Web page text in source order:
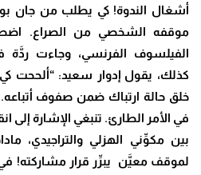
أشغال الندوة! كي يطلب من جان
موقفه الشخصي من الصراع.
الفيلسوف الفرنسي، وجاءت ردَّة
كذلك، يقول إدوار سعيد: “ألححت
خلق حالة ارتباك ضمن صفوف
في الأمر الطارئ. تنبغي الإشارة
بين مكوِّني الهزلي والتراجيدي،
لموقف معيَّن يبرِّر قرار مشاركته! في